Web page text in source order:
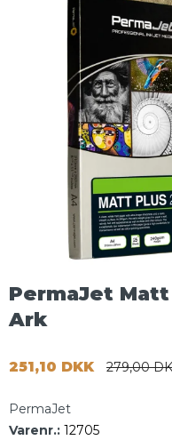
PermaJet
Ark
251,10 DKK 279,00
PermaJet
Varenr.: 12705